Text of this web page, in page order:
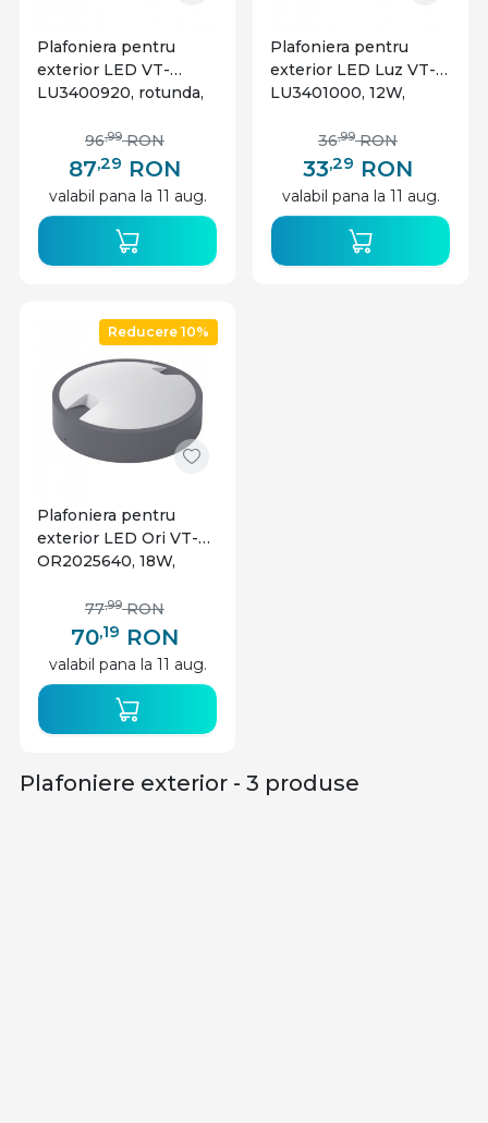
aceste plafoniere perfecte pentru orice locuinta.
Plafoniera pentru
exterior LED VT-
LU3400920, rotunda,
neutra, IP65, alba, Vito
87,29 RON
96,99 RON
valabil pana la 11 aug.
Plafoniera pentru
exterior LED Luz VT-
LU3401000, 12W,
IP65, alba, Vito
33,29 RON
36,99 RON
valabil pana la 11 aug.
Reducere 10%
Plafoniera pentru
exterior LED Ori VT-
OR2025640, 18W,
IP65, gri, Vito
70,19 RON
77,99 RON
valabil pana la 11 aug.
Plafoniere exterior - 3 produse